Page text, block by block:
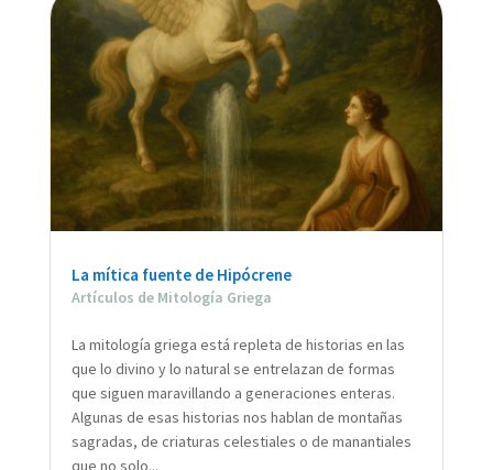
La mítica fuente de Hipócrene
Artículos de Mitología Griega
La mitología griega está repleta de historias en las
que lo divino y lo natural se entrelazan de formas
que siguen maravillando a generaciones enteras.
Algunas de esas historias nos hablan de montañas
sagradas, de criaturas celestiales o de manantiales
que no solo...